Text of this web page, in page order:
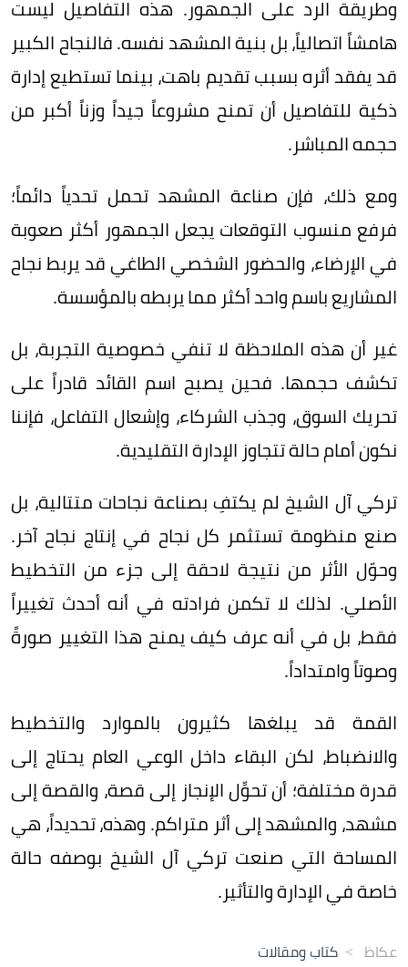
وطريقة الرد على الجمهور. هذه التفاصيل ليست
هامشاً اتصالياً، بل بنية المشهد نفسه. فالنجاح الكبير
قد يفقد أثره بسبب تقديم باهت، بينما تستطيع إدارة
ذكية للتفاصيل أن تمنح مشروعاً جيداً وزناً أكبر من
حجمه المباشر.
ومع ذلك، فإن صناعة المشهد تحمل تحدياً دائماً؛
فرفع منسوب التوقعات يجعل الجمهور أكثر صعوبة
في الإرضاء، والحضور الشخصي الطاغي قد يربط نجاح
المشاريع باسم واحد أكثر مما يربطه بالمؤسسة.
غير أن هذه الملاحظة لا تنفي خصوصية التجربة، بل
تكشف حجمها. فحين يصبح اسم القائد قادراً على
تحريك السوق، وجذب الشركاء، وإشعال التفاعل، فإننا
نكون أمام حالة تتجاوز الإدارة التقليدية.
تركي آل الشيخ لم يكتفِ بصناعة نجاحات متتالية، بل
صنع منظومة تستثمر كل نجاح في إنتاج نجاح آخر.
وحوّل الأثر من نتيجة لاحقة إلى جزء من التخطيط
الأصلي. لذلك لا تكمن فرادته في أنه أحدث تغييراً
فقط، بل في أنه عرف كيف يمنح هذا التغيير صورةً
وصوتاً وامتداداً.
القمة قد يبلغها كثيرون بالموارد والتخطيط
والانضباط، لكن البقاء داخل الوعي العام يحتاج إلى
قدرة مختلفة؛ أن تحوِّل الإنجاز إلى قصة، والقصة إلى
مشهد، والمشهد إلى أثر متراكم. وهذه، تحديداً، هي
المساحة التي صنعت تركي آل الشيخ بوصفه حالة
خاصة في الإدارة والتأثير.
عكاظ > كتاب ومقالات